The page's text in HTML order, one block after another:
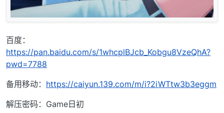
百度：
https://pan.baidu.com/s/1whcplBJcb_Kobgu8VzeQhA?
pwd=7788
备用移动： https://caiyun.139.com/m/i?2iWTtw3b3eggm
解压密码：Game日初